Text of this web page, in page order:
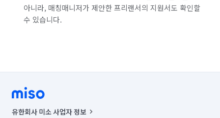
아니라, 매칭매니저가 제안한 프리랜서의 지원서도 확인할
수 있습니다.
유한회사 미소 사업자 정보